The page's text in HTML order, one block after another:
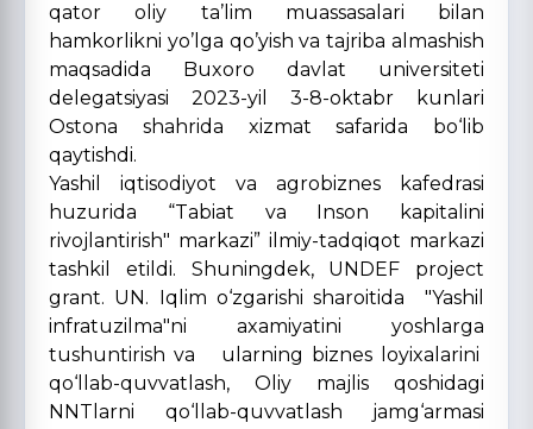
qator oliy ta’lim muassasalari bilan
hamkorlikni yo’lga qo’yish va tajriba almashish
maqsadida Buxoro davlat universiteti
delegatsiyasi 2023-yil 3-8-oktabr kunlari
Ostona shahrida xizmat safarida bo‘lib
qaytishdi.
Yashil iqtisodiyot va agrobiznes kafedrasi
huzurida “Tabiat va Inson kapitalini
rivojlantirish" markazi” ilmiy-tadqiqot markazi
tashkil etildi. Shuningdek, UNDEF project
grant. UN. Iqlim o‘zgarishi sharoitida "Yashil
infratuzilma"ni axamiyatini yoshlarga
tushuntirish va ularning biznes loyixalarini
qo‘llab-quvvatlash, Oliy majlis qoshidagi
NNTlarni qo‘llab-quvvatlash jamg‘armasi